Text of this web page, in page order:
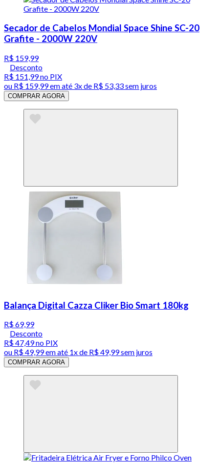
Secador de Cabelos Mondial Space Shine SC-20
Grafite - 2000W 220V
R$ 159,99
Desconto
R$ 151,99no PIX
ou R$ 159,99em até 3x de R$ 53,33 sem juros
COMPRAR AGORA
Balança Digital Cazza Cliker Bio Smart 180kg
R$ 69,99
Desconto
R$ 47,49no PIX
ou R$ 49,99em até 1x de R$ 49,99sem juros
COMPRAR AGORA